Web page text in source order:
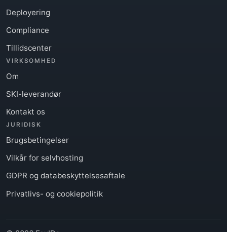
Deployering
Compliance
Tillidscenter
VIRKSOMHED
Om
SKI-leverandør
Kontakt os
JURIDISK
Brugsbetingelser
Vilkår for selvhosting
GDPR og databeskyttelsesaftale
Privatlivs- og cookiepolitik